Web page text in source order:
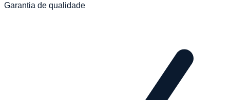
Garantia de qualidade